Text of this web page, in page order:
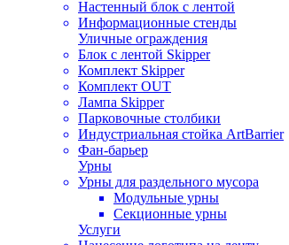
Настенный блок с лентой
Информационные стенды
Уличные ограждения
Блок с лентой Skipper
Комплект Skipper
Комплект OUT
Лампа Skipper
Парковочные столбики
Индустриальная стойка ArtBarrier
Фан-барьер
Урны
Урны для раздельного мусора
Модульные урны
Секционные урны
Услуги